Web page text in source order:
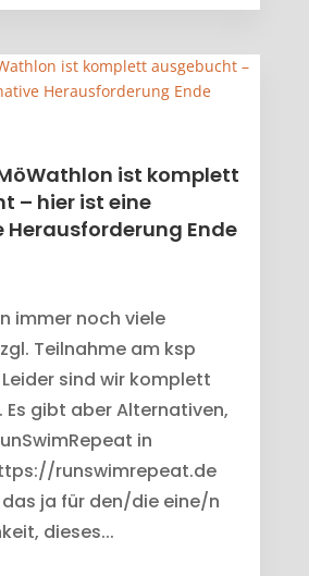
MöWathlon ist komplett
– hier ist eine
Ende
immer noch viele
Teilnahme am ksp
sind wir komplett
gibt aber Alternativen,
in
runswimrepeat.de
ja für den/die eine/n
dieses...